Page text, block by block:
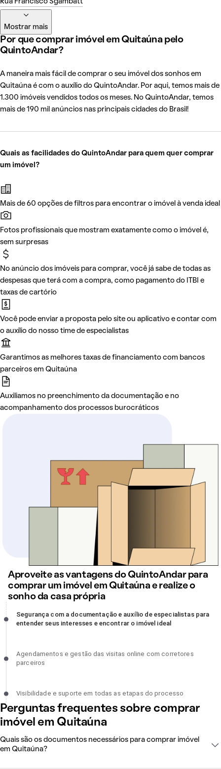
Rua Francisco Sgambatt
Mostrar mais
Por que comprar imóvel em Quitaúna pelo
QuintoAndar?
A maneira mais fácil de comprar o seu imóvel dos sonhos em
Quitaúna é com o auxílio do QuintoAndar. Por aqui, temos mais de
1.300 imóveis vendidos todos os meses. No QuintoAndar, temos
mais de 190 mil anúncios nas principais cidades do Brasil!
Quais as facilidades do QuintoAndar para quem quer comprar
um imóvel?
Mais de 60 opções de filtros para encontrar o imóvel à venda ideal
Fotos profissionais que mostram exatamente como o imóvel é,
sem surpresas
No anúncio dos imóveis para comprar, você já sabe de todas as
despesas que terá com a compra, como pagamento do ITBI e
taxas de cartório
Você pode enviar a proposta pelo site ou aplicativo e contar com
o auxílio do nosso time de especialistas
Garantimos as melhores taxas de financiamento com bancos
parceiros em Quitaúna
Auxiliamos no preenchimento da documentação e no
acompanhamento dos processos burocráticos
Aproveite as vantagens do QuintoAndar para
comprar um imóvel em Quitaúna e realize o
sonho da casa própria
Segurança com a documentação e auxílio de especialistas para
entender seus interesses e encontrar o imóvel ideal, incompleto
Segurança com a documentação e auxílio de especialistas para
entender seus interesses e encontrar o imóvel ideal
Agendamentos e gestão das visitas online com corretores
parceiros, incompleto
Agendamentos e gestão das visitas online com corretores
parceiros
Visibilidade e suporte em todas as etapas do processo, incompleto
Visibilidade e suporte em todas as etapas do processo
Perguntas frequentes sobre comprar
imóvel em Quitaúna
Quais são os documentos necessários para comprar imóvel
em Quitaúna?